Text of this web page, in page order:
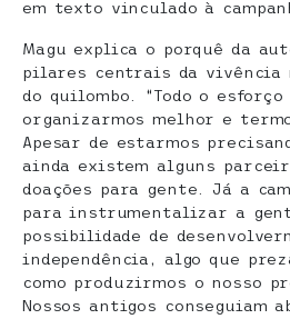
em texto vinculado à
Magu explica o porquê da
pilares centrais da
do quilombo. “Todo o
organizarmos melhor e
Apesar de estarmos
ainda existem alguns
doações para gente. Já a
para instrumentalizar a
possibilidade de
independência, algo que
como produzirmos o nosso
Nossos antigos conseguiam